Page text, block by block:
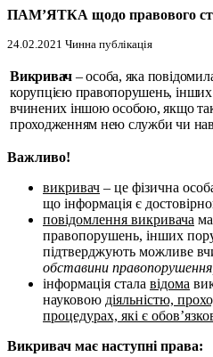
ПАМ’ЯТКА щодо правового
24.02.2021 Чинна публікація
Викривач – особа, яка
корупцією правопорушень, інших
вчинених іншою особою, якщо така
проходженням нею служби чи
Важливо!
викривач – це фізична
що інформація є
повідомлення викривача
правопорушень, інших
підтверджують можливе
обставини
інформація стала відома
науковою діяльністю,
процедурах, які є
Викривач має наступні права: